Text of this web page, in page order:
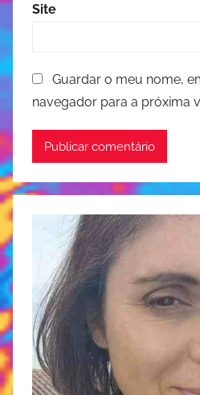
Site
Guardar o meu nome,
navegador para a próxima